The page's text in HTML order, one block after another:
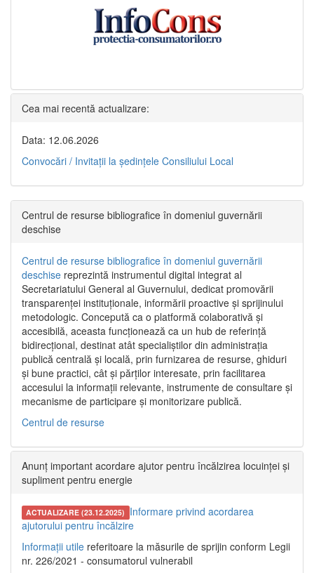
Cea mai recentă actualizare:
Data: 12.06.2026
Convocări / Invitaţii la şedinţele Consiliului Local
Centrul de resurse bibliografice în domeniul guvernării
deschise
Centrul de resurse bibliografice în domeniul guvernării
deschise reprezintă instrumentul digital integrat al
Secretariatului General al Guvernului, dedicat promovării
transparenței instituționale, informării proactive și sprijinului
metodologic. Concepută ca o platformă colaborativă și
accesibilă, aceasta funcționează ca un hub de referință
bidirecțional, destinat atât specialiștilor din administrația
publică centrală și locală, prin furnizarea de resurse, ghiduri
și bune practici, cât și părților interesate, prin facilitarea
accesului la informații relevante, instrumente de consultare și
mecanisme de participare și monitorizare publică.
Centrul de resurse
Anunț important acordare ajutor pentru încălzirea locuinței și
supliment pentru energie
ACTUALIZARE (23.12.2025) Informare privind acordarea
ajutorului pentru încălzire
Informații utile referitoare la măsurile de sprijin conform Legii
nr. 226/2021 - consumatorul vulnerabil